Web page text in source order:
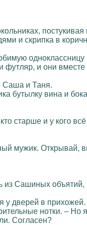
и скрипка в
одноклассницу
и они вместе
Саша и Таня.
бутылку вина и
старше и у кого всё
мужик. Открывай,
Сашиных
у дверей в прихожей.
нотки. – Но
Согласен?